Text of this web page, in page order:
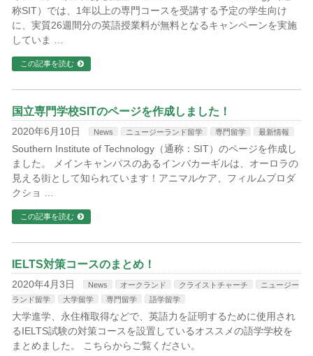
称SIT）では、1年以上の専門コースを受講する予定の学生向け
に、実質26週間分の英語授業料が無料となるキャンペーンを実施
していま …
この記事を読む
国立専門学校SITのページを作成しました！
2020年6月10日 News ニュージーランド留学 専門留学 最新情報
Southern Institute of Technology（通称：SIT）のページを作成し
ました。 メインキャンパスのあるインバカーギルは、オーロラの
見える街として知られています！アニマルケア、フィルムプロダ
クショ …
この記事を読む
IELTS対策コースのまとめ！
2020年4月3日 News オークランド クライストチャーチ
ニュージー
ランド留学
大学留学 専門留学 語学留学
大学進学、永住権取得などで、英語力を証明するために使用され
るIELTS試験の対策コースを設置しているオススメの語学学校を
まとめました。 こちらからご覧ください。